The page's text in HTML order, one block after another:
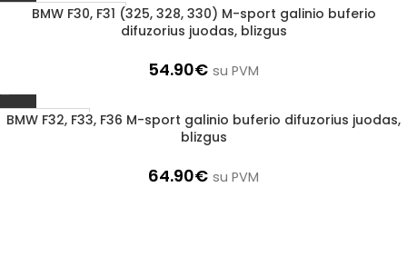
UŽSAKOMA PREKĖ
BMW F30, F31 (325, 328, 330) M-sport galinio buferio
difuzorius juodas, blizgus
54.90€ su PVM
1–3 D. D.
BMW F32, F33, F36 M-sport galinio buferio difuzorius juodas,
blizgus
64.90€ su PVM